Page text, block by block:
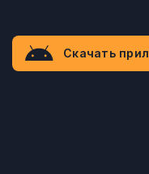
Скачать